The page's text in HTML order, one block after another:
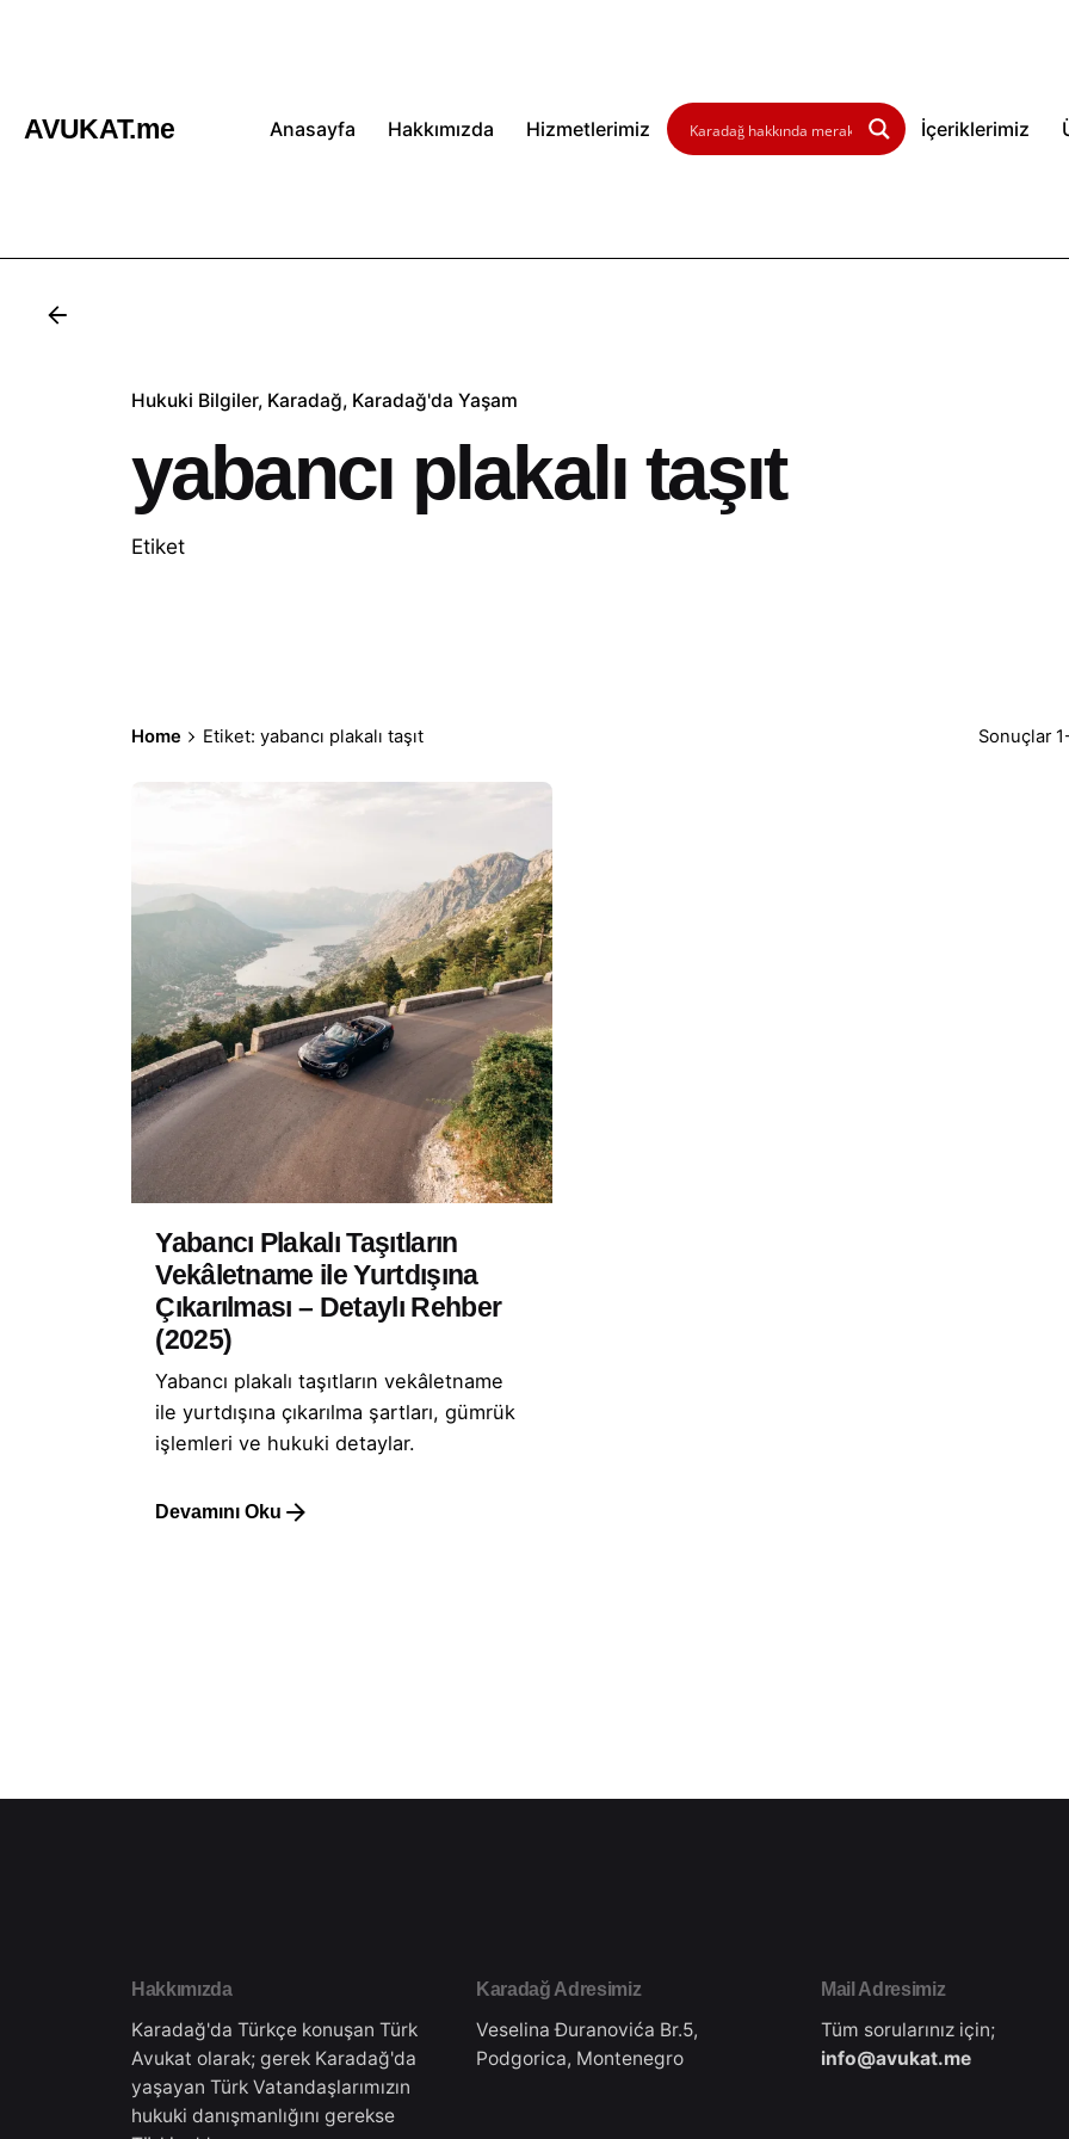
AVUKAT.me Anasayfa Hakkımızda Hizmetlerimiz İçeriklerimiz
Hukuki Bilgiler Karadağ Karadağ'da Yaşam
yabancı plakalı taşıt
Etiket
Home Etiket: yabancı plakalı taşıt Sonuçlar
Yabancı Plakalı Taşıtların
Vekâletname ile Yurtdışına
Çıkarılması – Detaylı Rehber
(2025)
Yabancı plakalı taşıtların vekâletname
ile yurtdışına çıkarılma şartları, gümrük
işlemleri ve hukuki detaylar.
Devamını Oku
Hakkımızda
Karadağ'da Türkçe konuşan Türk
Avukat olarak; gerek Karadağ'da
yaşayan Türk Vatandaşlarımızın
hukuki danışmanlığını gerekse
Karadağ Adresimiz
Veselina Đuranovića Br.5,
Podgorica, Montenegro
Mail Adresimiz
Tüm sorularınız için;
info@avukat.me